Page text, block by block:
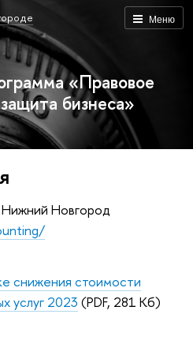
Меню
«Правовое
бизнеса»
Новгород
снижения стоимости
услуг 2023 (PDF, 281 Кб)